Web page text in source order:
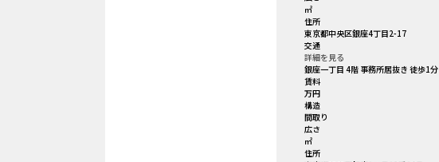
㎡
住所
東京都中央区銀座4丁目2-17
交通
詳細を見る
銀座一丁目 4階 事務所居抜き 徒歩1分
賃料
万円
構造
間取り
広さ
㎡
住所